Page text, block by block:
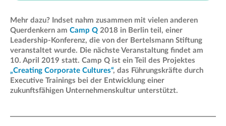
Mehr dazu? Indset nahm zusammen mit vielen anderen
Querdenkern am Camp Q 2018 in Berlin teil, einer
Leadership-Konferenz, die von der Bertelsmann Stiftung
veranstaltet wurde. Die nächste Veranstaltung findet am
10. April 2019 statt. Camp Q ist ein Teil des Projektes
„Creating Corporate Cultures“, das Führungskräfte durch
Executive Trainings bei der Entwicklung einer
zukunftsfähigen Unternehmenskultur unterstützt.